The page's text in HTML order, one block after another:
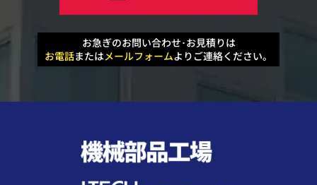
お急ぎのお問い合わせ･お見積りは
お電話またはメールフォームよりご連絡ください。